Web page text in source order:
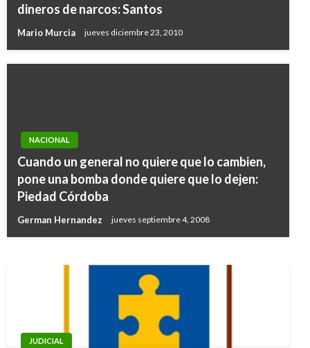
dineros de narcos: Santos
Mario Murcia jueves diciembre 23, 2010
NACIONAL
Cuando un general no quiere que lo cambien,
pone una bomba donde quiere que lo dejen:
Piedad Córdoba
German Hernandez jueves septiembre 4, 2008
MinAgricultura adelantará plan de soluciones
JUDICIAL